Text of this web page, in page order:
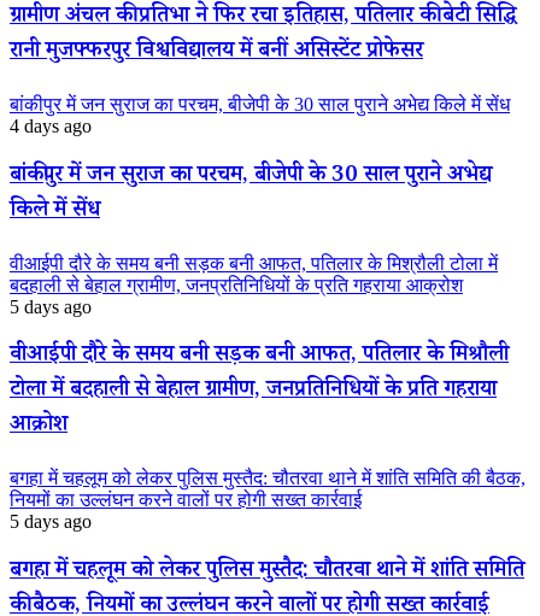
ग्रामीण अंचल की प्रतिभा ने फिर रचा इतिहास, पतिलार की बेटी सिद्धि
रानी मुजफ्फरपुर विश्वविद्यालय में बनीं असिस्टेंट प्रोफेसर
बांकीपुर में जन सुराज का परचम, बीजेपी के 30 साल पुराने अभेद्य किले में सेंध
4 days ago
बांकीपुर में जन सुराज का परचम, बीजेपी के 30 साल पुराने अभेद्य
किले में सेंध
वीआईपी दौरे के समय बनी सड़क बनी आफत, पतिलार के मिश्रौली टोला में
बदहाली से बेहाल ग्रामीण, जनप्रतिनिधियों के प्रति गहराया आक्रोश
5 days ago
वीआईपी दौरे के समय बनी सड़क बनी आफत, पतिलार के मिश्रौली
टोला में बदहाली से बेहाल ग्रामीण, जनप्रतिनिधियों के प्रति गहराया
आक्रोश
बगहा में चहलूम को लेकर पुलिस मुस्तैद: चौतरवा थाने में शांति समिति की बैठक,
नियमों का उल्लंघन करने वालों पर होगी सख्त कार्रवाई
5 days ago
बगहा में चहलूम को लेकर पुलिस मुस्तैद: चौतरवा थाने में शांति समिति
की बैठक, नियमों का उल्लंघन करने वालों पर होगी सख्त कार्रवाई